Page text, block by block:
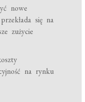
nowe
się na
zużycie
na rynku